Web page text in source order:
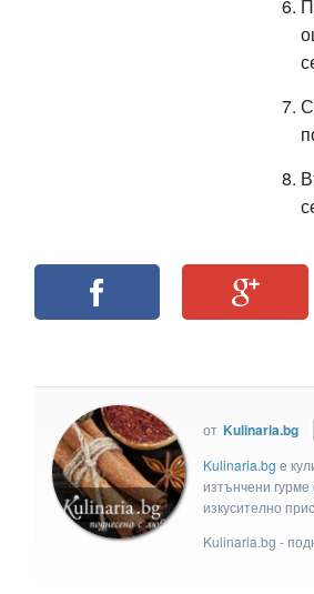
от Kulinaria.bg
Kulinaria.bg e
изтънчени
изкусително
Kulinaria.bg -